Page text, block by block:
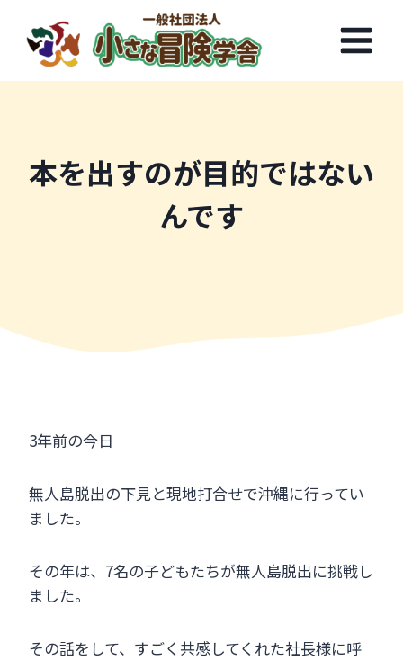
ス
本を出すのが目的ではない
んです
3年前の今日
無人島脱出の下見と現地打合せで沖縄に行ってい
ました。
その年は、7名の子どもたちが無人島脱出に挑戦し
ました。
その話をして、すごく共感してくれた社長様に呼